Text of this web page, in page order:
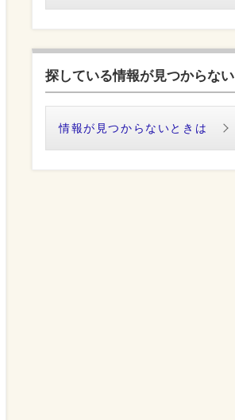
探している情報が見つからない
情報が見つからないときは